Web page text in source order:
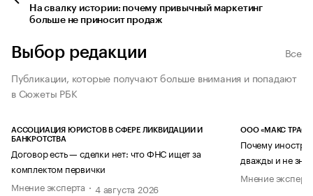
На свалку истории: почему привычный маркетинг
больше не приносит продаж
Выбор редакции
Все
Публикации, которые получают больше внимания и попадают
в Сюжеты РБК
АССОЦИАЦИЯ ЮРИСТОВ В СФЕРЕ ЛИКВИДАЦИИ И
БАНКРОТСТВА
Договор есть — сделки нет: что ФНС ищет за
комплектом первички
Мнение эксперта
4 августа 2026
ООО «МАКС ТРАСТ»
Почему
дважды и не
Мнение